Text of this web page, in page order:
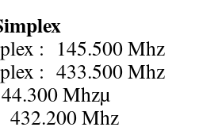
: 145.500 Mhz
: 433.500 Mhz
Mhzµ
Mhz